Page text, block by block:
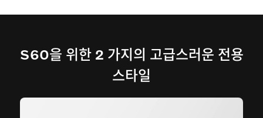
S60을 위한 2 가지의 고급스러운 전용
스타일